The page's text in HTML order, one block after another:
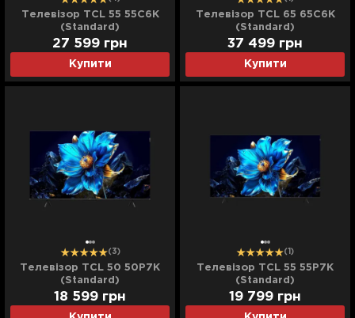
Телевізор TCL 55 55C6K
(Standard)
Купити
27 599 грн
Телевізор TCL 65 65C6K
(Standard)
Купити
37 499 грн
(3)
Телевізор TCL 50 50P7K
(Standard)
18 599 грн
(1)
Телевізор TCL 55 55P7K
(Standard)
19 799 грн